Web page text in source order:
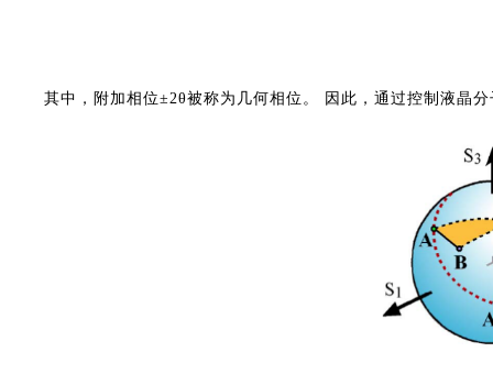
其中，附加相位±2θ被称为几何相位。 因此，通过控制液晶